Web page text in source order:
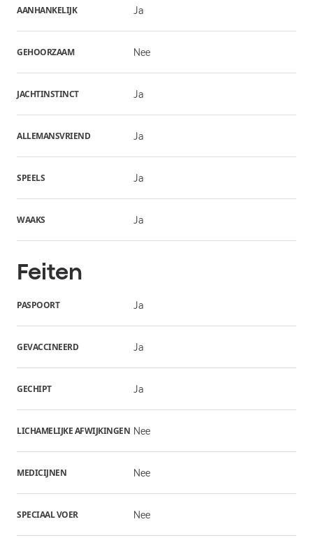
AANHANKELIJK Ja
GEHOORZAAM Nee
JACHTINSTINCT Ja
ALLEMANSVRIEND Ja
SPEELS Ja
WAAKS Ja
Feiten
PASPOORT Ja
GEVACCINEERD Ja
GECHIPT Ja
LICHAMELIJKE AFWIJKINGEN Nee
MEDICIJNEN Nee
SPECIAAL VOER Nee